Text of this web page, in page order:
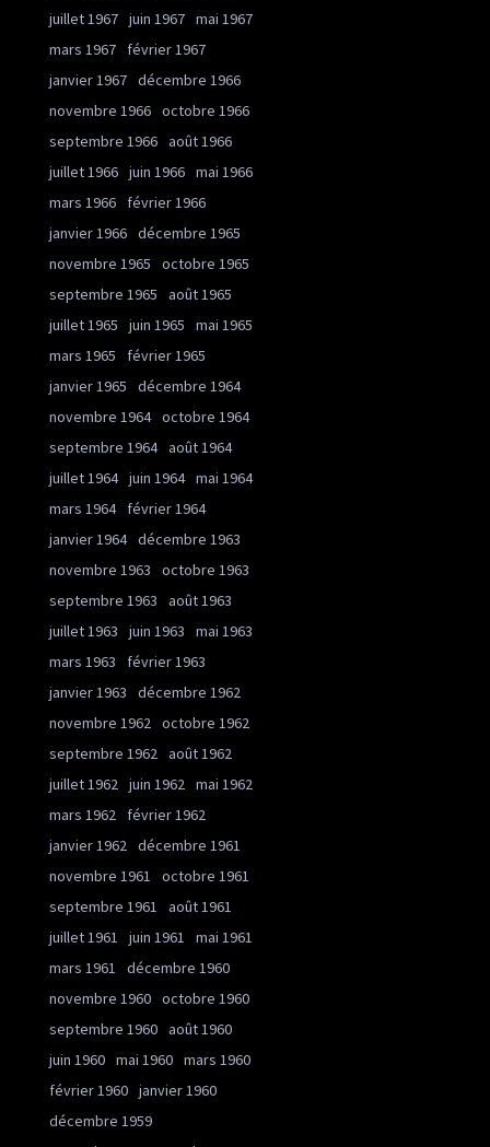
juillet 1967 juin 1967 mai 1967
mars 1967
février 1967
janvier 1967 décembre 1966
novembre 1966 octobre 1966
septembre 1966 août 1966
juillet 1966 juin 1966 mai 1966
mars 1966
février 1966
janvier 1966 décembre 1965
novembre 1965
octobre 1965
septembre 1965
août 1965
juillet 1965
juin 1965
mai 1965
mars 1965
février 1965
janvier 1965
décembre 1964
novembre 1964 octobre 1964
septembre 1964 août 1964
juillet 1964 juin 1964 mai 1964
mars 1964
février 1964
janvier 1964 décembre 1963
novembre 1963
octobre 1963
septembre 1963
août 1963
juillet 1963
juin 1963
mai 1963
mars 1963
février 1963
janvier 1963
décembre 1962
novembre 1962 octobre 1962
septembre 1962 août 1962
juillet 1962 juin 1962 mai 1962
mars 1962
février 1962
janvier 1962 décembre 1961
novembre 1961
octobre 1961
septembre 1961
août 1961
juillet 1961
juin 1961
mai 1961
mars 1961
décembre 1960
novembre 1960 octobre 1960
septembre 1960 août 1960
juin 1960 mai 1960 mars 1960
février 1960 janvier 1960
décembre 1959